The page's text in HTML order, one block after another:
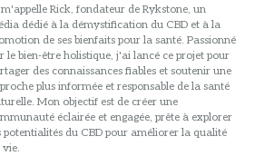
m'appelle Rick, fondateur de Rykstone, un
dédié à la démystification du CBD et à la
de ses bienfaits pour la santé. Passionné
le bien-être holistique, j'ai lancé ce projet pour
des connaissances fiables et soutenir une
plus informée et responsable de la santé
Mon objectif est de créer une
éclairée et engagée, prête à explorer
potentialités du CBD pour améliorer la qualité
vie.